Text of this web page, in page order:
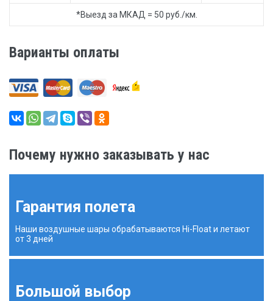
*Выезд за МКАД = 50 руб./км.
Варианты оплаты
Почему нужно заказывать у нас
Гарантия полета
Наши воздушные шары обрабатываются Hi-Float и летают
от 3 дней
Большой выбор